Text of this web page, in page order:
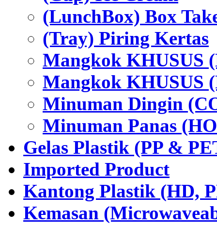
(LunchBox) Box
(Tray) Piring Kertas
Mangkok KHUSUS
Mangkok KHUSUS
Minuman Dingin
Minuman Panas
Gelas Plastik (PP &
Imported Product
Kantong Plastik (HD,
Kemasan